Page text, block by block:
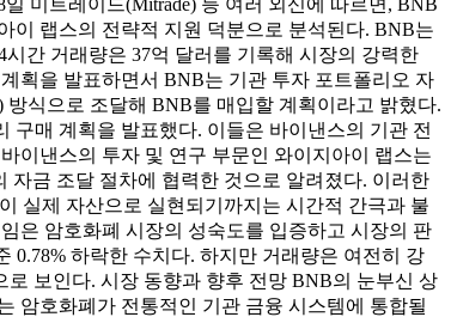
이 랩스의 전략적 지원 덕분으로 분석된다. BNB는
간 거래량은 37억 달러를 기록해 시장의 강력한
획을 발표하면서 BNB는 기관 투자 포트폴리오 자
방식으로 조달해 BNB를 매입할 계획이라고 밝혔다.
구매 계획을 발표했다. 이들은 바이낸스의 기관 전
이낸스의 투자 및 연구 부문인 와이지아이 랩스는
금 조달 절차에 협력한 것으로 알려졌다. 이러한
실제 자산으로 실현되기까지는 시간적 간극과 불
은 암호화폐 시장의 성숙도를 입증하고 시장의 판
0.78% 하락한 수치다. 하지만 거래량은 여전히 강
로 보인다. 시장 동향과 향후 전망 BNB의 눈부신 상
암호화폐가 전통적인 기관 금융 시스템에 통합될